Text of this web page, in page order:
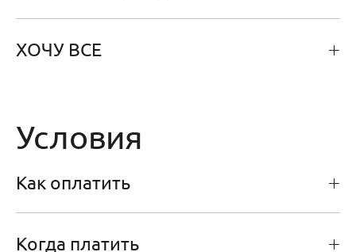
ХОЧУ ВСЕ
Условия
Как оплатить
Когда платить